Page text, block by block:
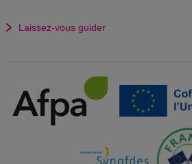
Laissez-vous guider